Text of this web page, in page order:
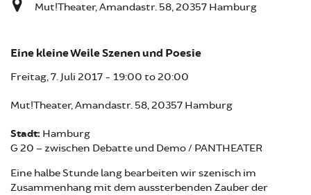
Mut!Theater, Amandastr. 58, 20357 Hamburg
Eine kleine Weile Szenen und Poesie
Freitag, 7. Juli 2017 - 19:00 to20:00
Mut!Theater, Amandastr. 58, 20357 Hamburg
Stadt: Hamburg
G 20 – zwischen Debatte und Demo / PANTHEATER
Eine halbe Stunde lang bearbeiten wir szenisch im
Zusammenhang mit dem aussterbenden Zauber der